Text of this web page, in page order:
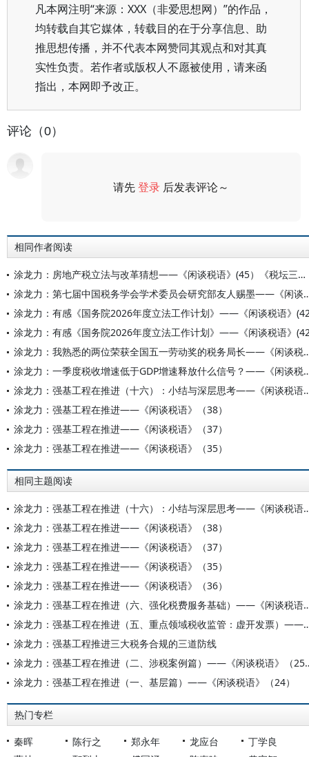
凡本网注明“来源：XXX（非爱思想网）”的作品，
均转载自其它媒体，转载目的在于分享信息、助
推思想传播，并不代表本网赞同其观点和对其真
实性负责。若作者或版权人不愿被使用，请来函
指出，本网即予改正。
评论（0）
请先登录 后发表评论～
相同作者阅读
涂龙力：房地产税立法与改革猜想——《闲谈税语》(45）《税坛三步曲》（三）
涂龙力：第七届中国税务学会学术委员会研
涂龙力：有感《国务院2026年度立法工作计划》——《闲谈税语》
涂龙力：有感《国务院2026年度立法工作计划》——《闲谈税语》
涂龙力：我熟悉的两位荣获全
涂龙力：一季度税收增速低于
涂龙力：强基工程在推进（十
涂龙力：强基工程在推进——《闲谈税语》（38）
涂龙力：强基工程在推进——《闲谈税语》（37）
涂龙力：强基工程在推进——《闲谈税语》（35）
相同主题阅读
涂龙力：强基工程在推进（十
涂龙力：强基工程在推进——《闲谈税语》（38）
涂龙力：强基工程在推进——《闲谈税语》（37）
涂龙力：强基工程在推进——《闲谈税语》（35）
涂龙力：强基工程在推进——《闲谈税语》（36）
涂龙力：强基工程在推进（六
涂龙力：强基工程在推进（五、重
涂龙力：强基工程推进三大税务合规的三道防线
涂龙力：强基工程
涂龙力：强基工程在推进（一、基层篇）——《闲谈税语》（24）
热门专栏
秦晖 陈行之 郑永年 龙应台
丁学良